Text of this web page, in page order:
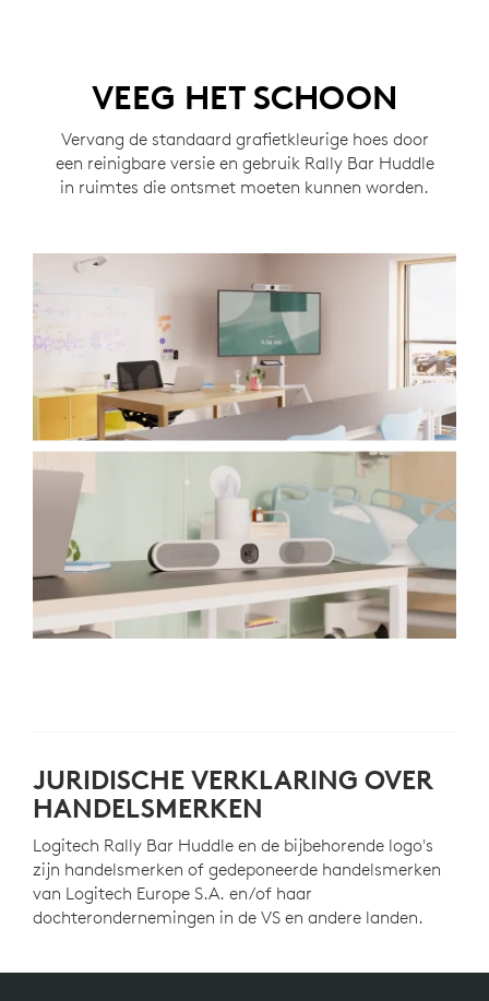
VEEG HET SCHOON
Vervang de standaard grafietkleurige hoes door
een reinigbare versie en gebruik Rally Bar Huddle
in ruimtes die ontsmet moeten kunnen worden.
JURIDISCHE VERKLARING OVER
HANDELSMERKEN
Logitech Rally Bar Huddle en de bijbehorende logo's
zijn handelsmerken of gedeponeerde handelsmerken
van Logitech Europe S.A. en/of haar
dochterondernemingen in de VS en andere landen.